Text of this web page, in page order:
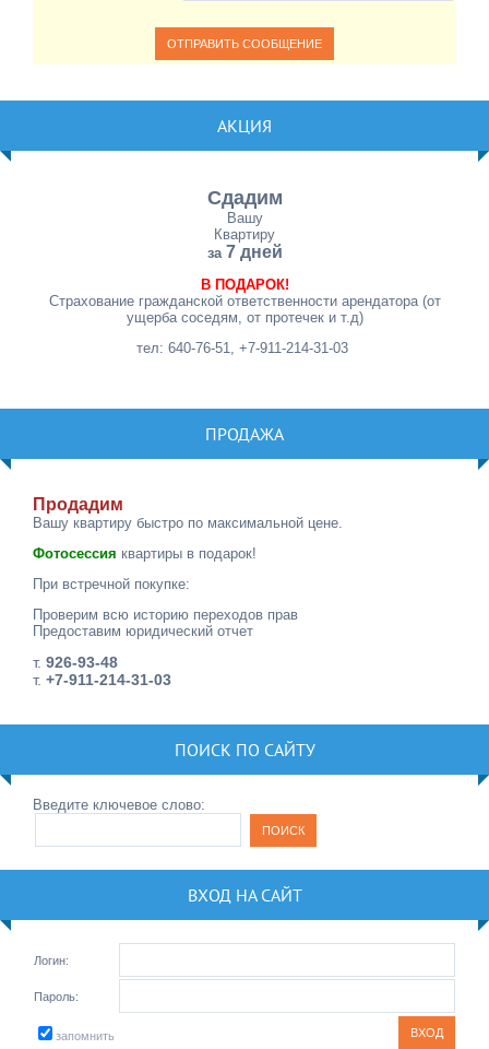
АКЦИЯ
Сдадим
Вашу
Квартиру
за 7 дней
В ПОДАРОК!
Страхование гражданской ответственности арендатора (от
ущерба соседям, от протечек и т.д)
тел: 640-76-51, +7-911-214-31-03
ПРОДАЖА
Продадим
Вашу квартиру быстро по максимальной цене.
Фотосессия квартиры в подарок!
При встречной покупке:
Проверим всю историю переходов прав
Предоставим юридический отчет
т. 926-93-48
т. +7-911-214-31-03
ПОИСК ПО САЙТУ
Введите ключевое слово:
ВХОД НА САЙТ
Логин:
Пароль:
запомнить